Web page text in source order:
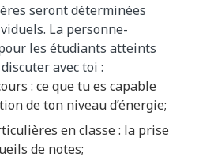
seront déterminées
La personne-
les étudiants atteints
avec toi :
: ce que tu es capable
de ton niveau d’énergie;
en classe : la prise
de notes;